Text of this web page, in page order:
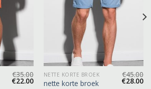
€35.00
€22.00
NETTE KORTE BROEK
nette korte broek
€45.00
€28.00